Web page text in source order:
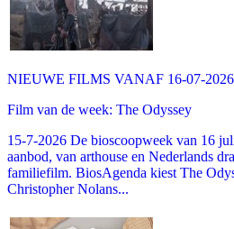
NIEUWE FILMS VANAF 16-07-2026
Film van de week: The Odyssey
15-7-2026 De bioscoopweek van 16
aanbod, van arthouse en Nederlands
familiefilm. BiosAgenda kiest The
Christopher Nolans...